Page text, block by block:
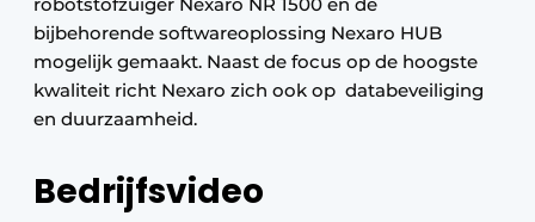
bijbehorende softwareoplossing Nexaro HUB
mogelijk gemaakt. Naast de focus op de hoogste
kwaliteit richt Nexaro zich ook op databeveiliging
en duurzaamheid.
Bedrijfsvideo